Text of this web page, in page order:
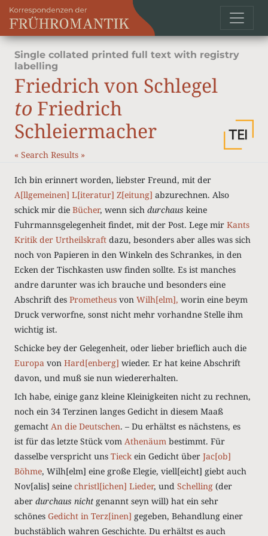
Single collated printed full text with registry
labelling
Friedrich von Schlegel
to Friedrich
Schleiermacher
« Search Results »
Ich bin erinnert worden, liebster Freund, mit der
A[llgemeinen] L[iteratur] Z[eitung] abzurechnen. Also
schick mir die Bücher, wenn sich durchaus keine
Fuhrmannsgelegenheit findet, mit der Post. Lege mir Kants
Kritik der Urtheilskraft dazu, besonders aber alles was sich
noch von Papieren in den Winkeln des Schrankes, in den
Ecken der Tischkasten usw finden sollte. Es ist manches
andre darunter was ich brauche und besonders eine
Abschrift des Prometheus von Wilh[elm], worin eine beym
Druck verworfne, sonst nicht mehr vorhandne Stelle ihm
wichtig ist.
Schicke bey der Gelegenheit, oder lieber brieflich auch die
Europa von Hard[enberg] wieder. Er hat keine Abschrift
davon, und muß sie nun wiedererhalten.
Ich habe, einige ganz kleine Kleinigkeiten nicht zu rechnen,
noch ein 34 Terzinen langes Gedicht in diesem Maaß
gemacht An die Deutschen. – Du erhältst es nächstens, es
ist für das letzte Stück vom Athenäum bestimmt. Für
dasselbe verspricht uns Tieck ein Gedicht über Jac[ob]
Böhme, Wilh[elm] eine große Elegie, viell[eicht] giebt auch
Nov[alis] seine christl[ichen] Lieder, und Schelling (der
aber durchaus nicht genannt seyn will) hat ein sehr
schönes Gedicht in Terz[inen] gegeben, Behandlung einer
buchstäblich wahren Geschichte. Du erhältst es auch